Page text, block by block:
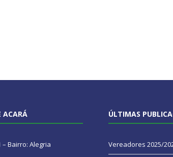
ACARÁ
– Bairro: Alegria
ÚLTIMAS
Vereadores 2025/